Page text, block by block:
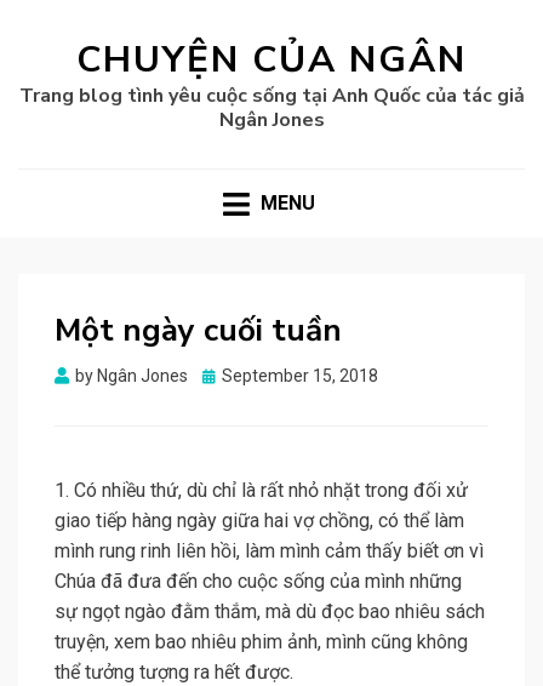
CHUYỆN CỦA NGÂN
Trang blog tình yêu cuộc sống tại Anh Quốc của tác giả
Ngân Jones
MENU
Một ngày cuối tuần
by Ngân Jones
Posted
September 15, 2018
1. Có nhiều thứ, dù chỉ là rất nhỏ nhặt trong đối xử
giao tiếp hàng ngày giữa hai vợ chồng, có thể làm
mình rung rinh liên hồi, làm mình cảm thấy biết ơn vì
Chúa đã đưa đến cho cuộc sống của mình những
sự ngọt ngào đằm thắm, mà dù đọc bao nhiêu sách
truyện, xem bao nhiêu phim ảnh, mình cũng không
thể tưởng tượng ra hết được.